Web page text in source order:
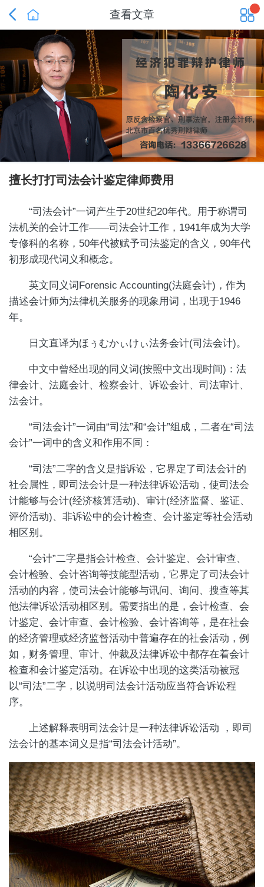
查看文章
 
擅长打打司法会计鉴定律师费用
“司法会计”一词产生于20世纪20年代。用于称谓司
法机关的会计工作——司法会计工作，1941年成为大学
专修科的名称，50年代被赋予司法鉴定的含义，90年代
初形成现代词义和概念。
英文同义词Forensic Accounting(法庭会计)，作为
描述会计师为法律机关服务的现象用词，出现于1946
年。
日文直译为ほぅむかぃけぃ法务会计(司法会计)。
中文中曾经出现的同义词(按照中文出现时间)：法
律会计、法庭会计、检察会计、诉讼会计、司法审计、
法会计。
“司法会计”一词由“司法”和“会计”组成，二者在“司法
会计”一词中的含义和作用不同：
“司法”二字的含义是指诉讼，它界定了司法会计的
社会属性，即司法会计是一种法律诉讼活动，使司法会
计能够与会计(经济核算活动)、审计(经济监督、鉴证、
评价活动)、非诉讼中的会计检查、会计鉴定等社会活动
相区别。
“会计”二字是指会计检查、会计鉴定、会计审查、
会计检验、会计咨询等技能型活动，它界定了司法会计
活动的内容，使司法会计能够与讯问、询问、搜查等其
他法律诉讼活动相区别。需要指出的是，会计检查、会
计鉴定、会计审查、会计检验、会计咨询等，是在社会
的经济管理或经济监督活动中普遍存在的社会活动，例
如，财务管理、审计、仲裁及法律诉讼中都存在着会计
检查和会计鉴定活动。在诉讼中出现的这类活动被冠
以“司法”二字，以说明司法会计活动应当符合诉讼程
序。
上述解释表明司法会计是一种法律诉讼活动 ，即司
法会计的基本词义是指“司法会计活动”。